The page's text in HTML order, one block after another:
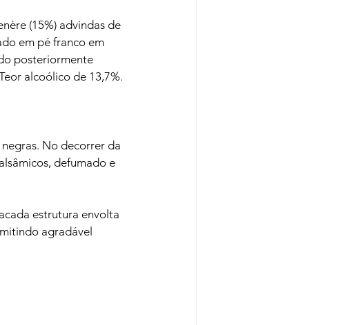
(15%) advindas de
em pé franco em
posteriormente
alcoólico de 13,7%.
No decorrer da
defumado e
estrutura envolta
agradável